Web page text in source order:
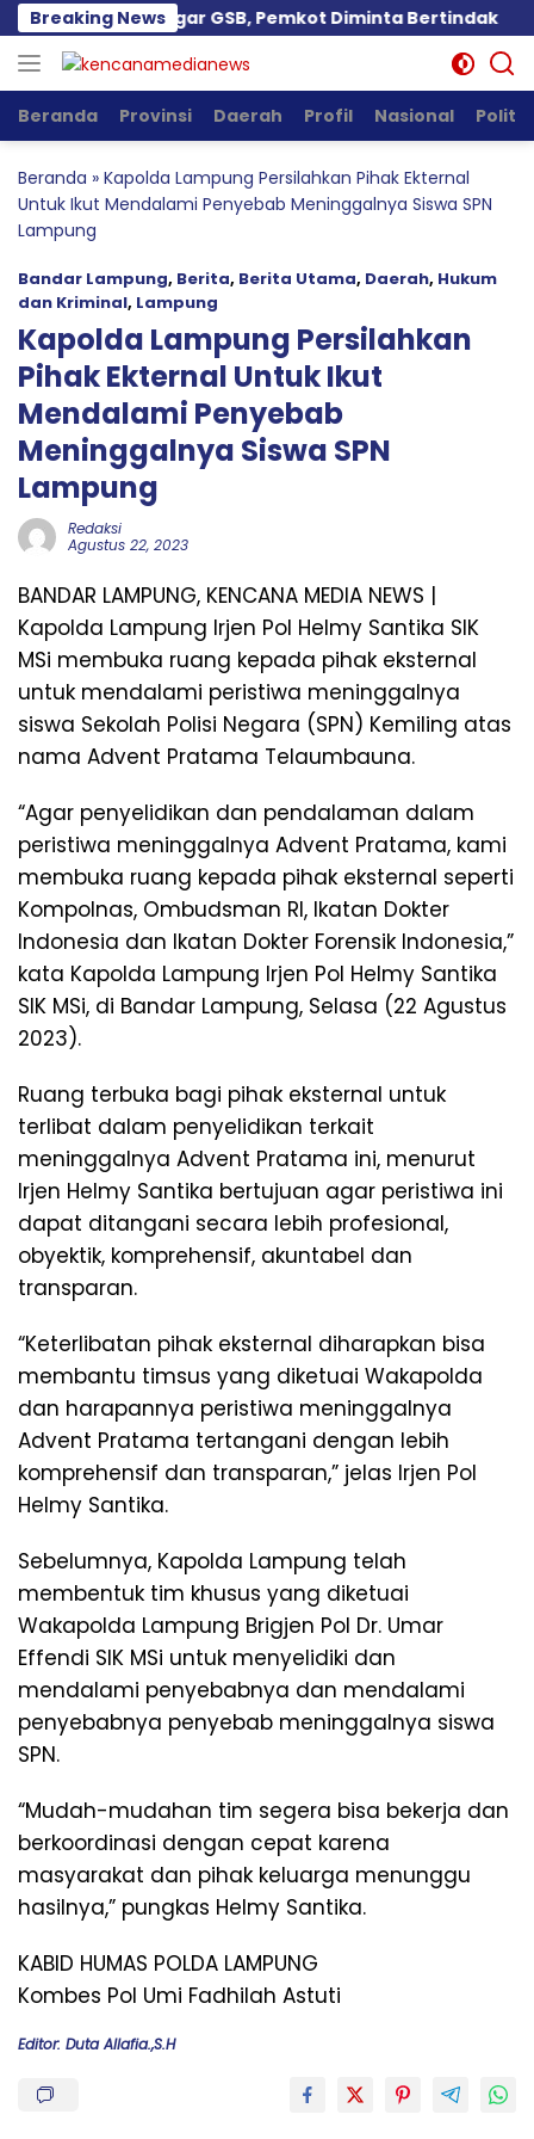
Langsung
ke
konten
Breaking News
Langgar GSB, Pemkot Diminta Bertindak
Beranda Provinsi Daerah Profil Nasional Politik
Beranda » Kapolda Lampung Persilahkan Pihak Ekternal
Untuk Ikut Mendalami Penyebab Meninggalnya Siswa SPN
Lampung
Bandar Lampung, Berita, Berita Utama, Daerah, Hukum
dan Kriminal, Lampung
Kapolda Lampung Persilahkan
Pihak Ekternal Untuk Ikut
Mendalami Penyebab
Meninggalnya Siswa SPN
Lampung
Redaksi
Agustus 22, 2023
BANDAR LAMPUNG, KENCANA MEDIA NEWS |
Kapolda Lampung Irjen Pol Helmy Santika SIK
MSi membuka ruang kepada pihak eksternal
untuk mendalami peristiwa meninggalnya
siswa Sekolah Polisi Negara (SPN) Kemiling atas
nama Advent Pratama Telaumbauna.
“Agar penyelidikan dan pendalaman dalam
peristiwa meninggalnya Advent Pratama, kami
membuka ruang kepada pihak eksternal seperti
Kompolnas, Ombudsman RI, Ikatan Dokter
Indonesia dan Ikatan Dokter Forensik Indonesia,”
kata Kapolda Lampung Irjen Pol Helmy Santika
SIK MSi, di Bandar Lampung, Selasa (22 Agustus
2023).
Ruang terbuka bagi pihak eksternal untuk
terlibat dalam penyelidikan terkait
meninggalnya Advent Pratama ini, menurut
Irjen Helmy Santika bertujuan agar peristiwa ini
dapat ditangani secara lebih profesional,
obyektik, komprehensif, akuntabel dan
transparan.
“Keterlibatan pihak eksternal diharapkan bisa
membantu timsus yang diketuai Wakapolda
dan harapannya peristiwa meninggalnya
Advent Pratama tertangani dengan lebih
komprehensif dan transparan,” jelas Irjen Pol
Helmy Santika.
Sebelumnya, Kapolda Lampung telah
membentuk tim khusus yang diketuai
Wakapolda Lampung Brigjen Pol Dr. Umar
Effendi SIK MSi untuk menyelidiki dan
mendalami penyebabnya dan mendalami
penyebabnya penyebab meninggalnya siswa
SPN.
“Mudah-mudahan tim segera bisa bekerja dan
berkoordinasi dengan cepat karena
masyarakat dan pihak keluarga menunggu
hasilnya,” pungkas Helmy Santika.
KABID HUMAS POLDA LAMPUNG
Kombes Pol Umi Fadhilah Astuti
Editor: Duta Allafia.,S.H